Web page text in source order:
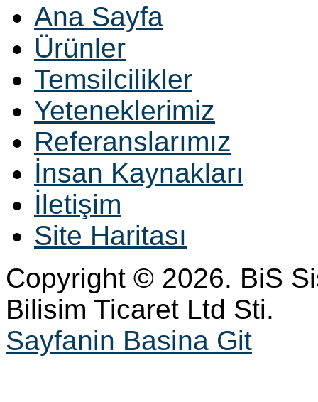
Ana Sayfa
Ürünler
Temsilcilikler
Yeteneklerimiz
Referanslarımız
İnsan Kaynakları
İletişim
Site Haritası
Copyright © 2026. BiS
Bilisim Ticaret Ltd Sti.
Sayfanin Basina Git